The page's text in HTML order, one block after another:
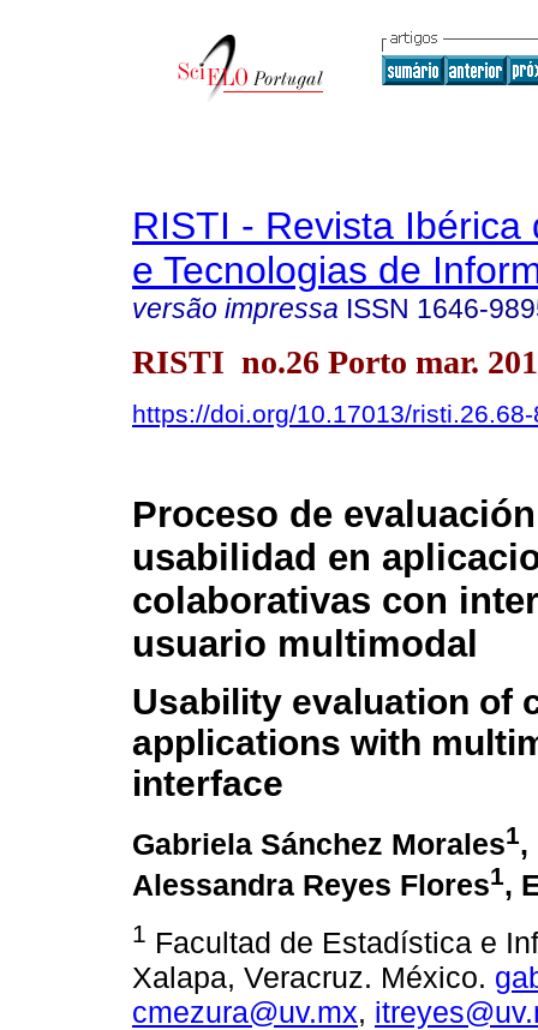
RISTI - Revista Ibérica
e Tecnologias de
versão impressa ISSN 1646-
RISTI no.26 Porto mar.
https://doi.org/10.17013/
Proceso de
usabilidad en
colaborativas con
usuario multimodal
Usability evaluation of
applications with
interface
Gabriela Sánchez Morales1,
Alessandra Reyes Flores1,
1 Facultad de Estadística e
Xalapa, Veracruz. México.
cmezura@uv.mx,